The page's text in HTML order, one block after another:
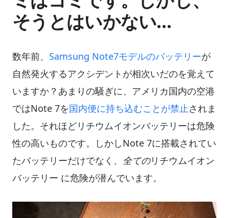
そうとはいかない…
数年前、 Samsung Note7モデルのバッテリーが
自然発火するアクシデントが相次いだのを覚えて
いますか？あまりの騒ぎに、アメリカ国内の空港
ではNote 7を国内便に持ち込むことが禁止されま
した。それほどリチウムイオンバッテリーは危険
性の高いものです。しかしNote 7に搭載されてい
たバッテリーだけでなく、 全てのリチウムイオン
バッテリー に危険が潜んでいます。